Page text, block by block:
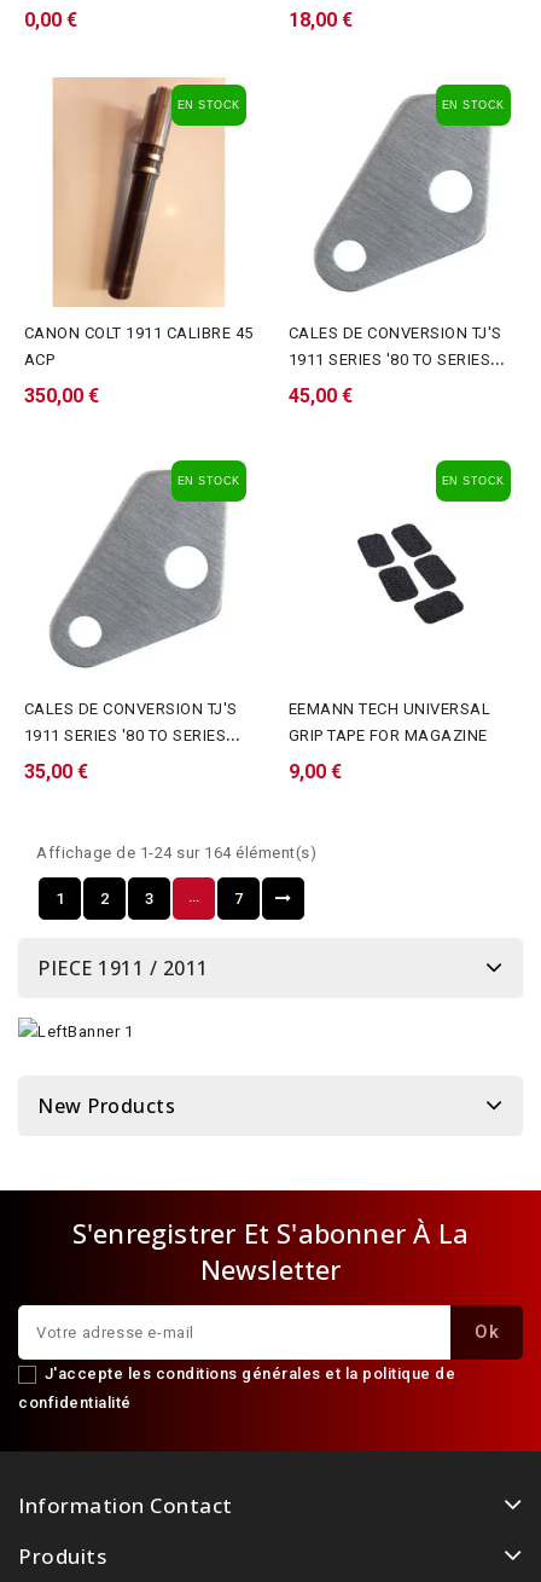
1911/2011 13 LBS
0,00 €
SPR75CZ18 - LPA
18,00 €
EN STOCK
CANON COLT 1911 CALIBRE 45
ACP
350,00 €
EN STOCK
CALES DE CONVERSION TJ'S
1911 SERIES '80 TO SERIES
'70™ REMPLISSEUR...
45,00 €
EN STOCK
CALES DE CONVERSION TJ'S
1911 SERIES '80 TO SERIES
'70™ REMPLISSEUR...
35,00 €
EN STOCK
EEMANN TECH UNIVERSAL
GRIP TAPE FOR MAGAZINE
9,00 €
Affichage de 1-24 sur 164 élément(s)
1 2 3 … 7
PIECE 1911 / 2011
New Products
S'enregistrer Et S'abonner À La
Newsletter
J'accepte les conditions générales et la politique de
confidentialité
Information Contact
Produits